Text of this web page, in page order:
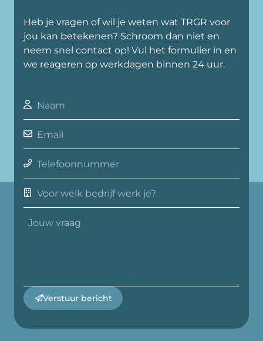
Heb je vragen of wil je weten wat TRGR voor
jou kan betekenen? Schroom dan niet en
neem snel contact op! Vul het formulier in en
we reageren op werkdagen binnen 24 uur.
Verstuur bericht